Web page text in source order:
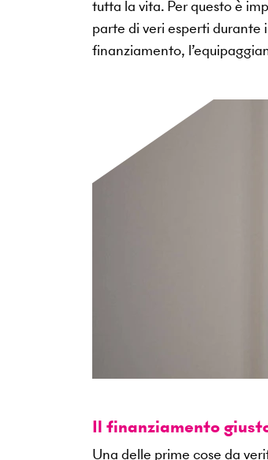
tutta la vita. Per questo è
parte di veri esperti durante
finanziamento,
Il finanziamento
Una delle prime cose da